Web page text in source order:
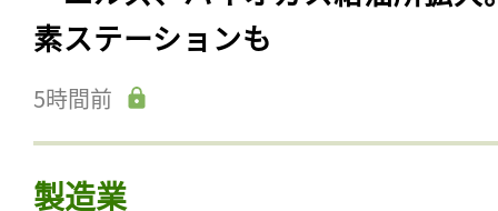
素ステーションも
5時間前
製造業